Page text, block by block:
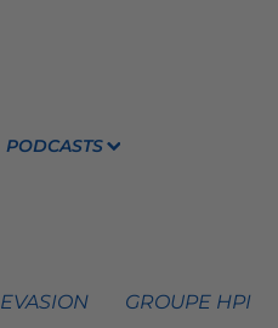
PODCASTS
GROUPE HPI